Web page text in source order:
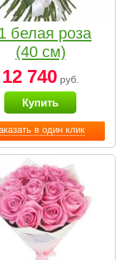
в один клик
белая роза
(40 см)
12 740руб.
Купить